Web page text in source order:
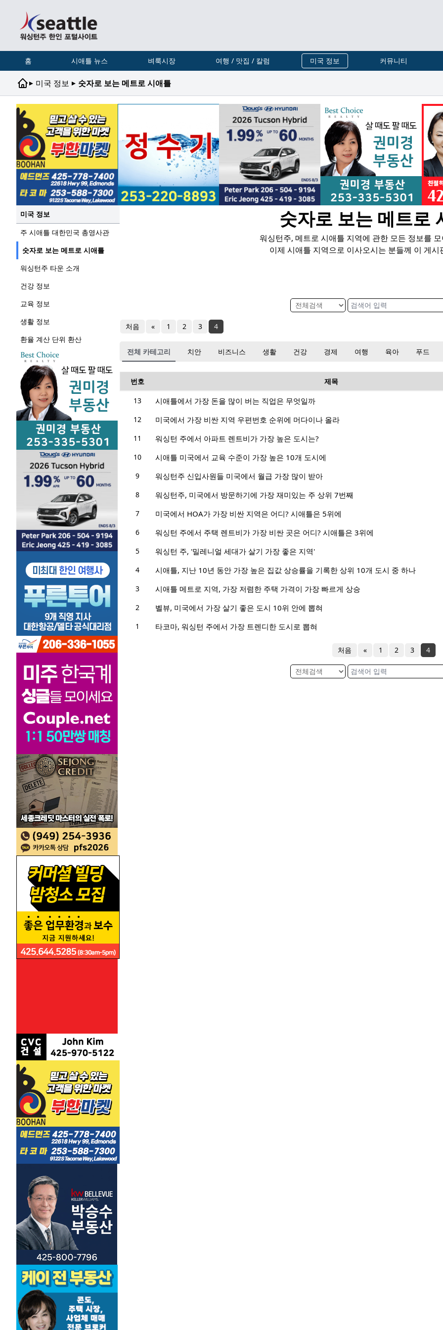
홈 시애틀 뉴스 벼룩시장 여행 / 맛집 / 칼럼 미국 정보 커뮤니티
▸ 미국 정보 ▸ 숫자로 보는 메트로 시애틀
미국 정보
주 시애틀 대한민국 총영사관
숫자로 보는 메트로 시애틀
워싱턴주 타운 소개
건강 정보
교육 정보
생활 정보
환율 계산 단위 환산
숫자로 보는 메트로
워싱턴주, 메트로 시애틀 지역에 관한 모든 정보를
이제 시애틀 지역으로 이사오시는 분들께 이 게시
처음 « 1 2 3 4
전체 카테고리 치안 비즈니스 생활 건강 경제 여행 육아 푸드
번호 제목
13 시애틀에서 가장 돈을 많이 버는 직업은 무엇일까
12 미국에서 가장 비싼 지역 우편번호 순위에 머다이나 올라
11 워싱턴 주에서 아파트 렌트비가 가장 높은 도시는?
10 시애틀 미국에서 교육 수준이 가장 높은 10개 도시에
9 워싱턴주 신입사원들 미국에서 월급 가장 많이 받아
8 워싱턴주, 미국에서 방문하기에 가장 재미있는 주 상위 7번째
7 미국에서 HOA가 가장 비싼 지역은 어디? 시애틀은 5위에
6 워싱턴 주에서 주택 렌트비가 가장 비싼 곳은 어디? 시애틀은 3위에
5 워싱턴 주, '밀레니얼 세대가 살기 가장 좋은 지역'
4 시애틀, 지난 10년 동안 가장 높은 집값 상승률을 기록한 상위 10개 도시 중 하나
3 시애틀 메트로 지역, 가장 저렴한 주택 가격이 가장 빠르게 상승
2 벨뷰, 미국에서 가장 살기 좋은 도시 10위 안에 뽑혀
1 타코마, 워싱턴 주에서 가장 트렌디한 도시로 뽑혀
처음 « 1 2 3 4